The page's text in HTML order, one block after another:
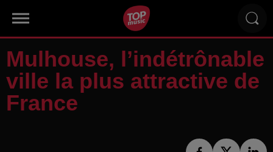
Mulhouse, l’indétrônable
ville la plus attractive de
France